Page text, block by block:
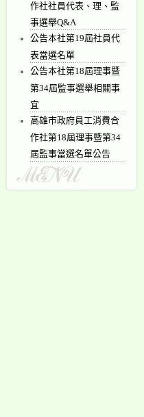
作社社員代表、理、監
事選舉Q&A
公告本社第19屆社員代
表當選名單
公告本社第18屆理事暨
第34屆監事選舉相關事
宜
高雄市政府員工消費合
作社第18屆理事暨第34
屆監事當選名單公告